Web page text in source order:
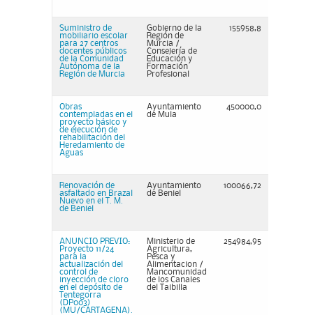
Suministro de
mobiliario escolar
para 27 centros
docentes públicos
de la Comunidad
Autónoma de la
Región de Murcia
Gobierno de la
Región de
Murcia /
Consejería de
Educación y
Formación
Profesional
155958,8
Obras
contempladas en el
proyecto básico y
de ejecución de
rehabilitación del
Heredamiento de
Aguas
Ayuntamiento
de Mula
450000,0
Renovación de
asfaltado en Brazal
Nuevo en el T. M.
de Beniel
Ayuntamiento
de Beniel
100066,72
ANUNCIO PREVIO:
Proyecto 11/24
para la
actualización del
control de
inyección de cloro
en el depósito de
Tentegorra
(DP003)
(MU/CARTAGENA).
Ministerio de
Agricultura,
Pesca y
Alimentacion /
Mancomunidad
de los Canales
del Taibilla
254984,95